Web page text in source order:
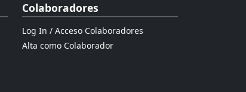
Colaboradores
Log In / Acceso Colaboradores
Alta como Colaborador